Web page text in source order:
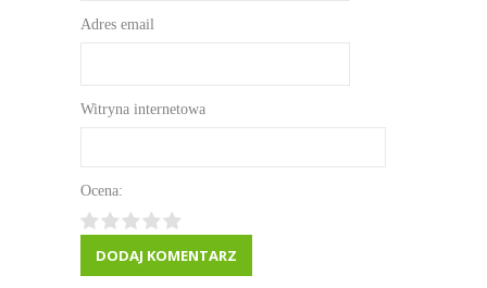
Adres email
Witryna internetowa
Ocena: